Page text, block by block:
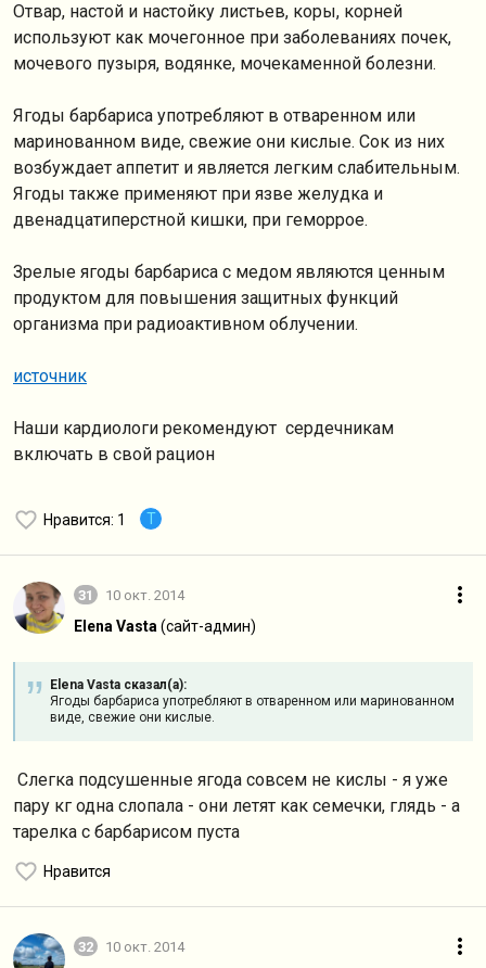
Отвар, настой и настойку листьев, коры, корней
используют как мочегонное при заболеваниях почек,
мочевого пузыря, водянке, мочекаменной болезни.
Ягоды барбариса употребляют в отваренном или
маринованном виде, свежие они кислые. Сок из них
возбуждает аппетит и является легким слабительным.
Ягоды также применяют при язве желудка и
двенадцатиперстной кишки, при геморрое.
Зрелые ягоды барбариса с медом являются ценным
продуктом для повышения защитных функций
организма при радиоактивном облучении.
источник
Наши кардиологи рекомендуют сердечникам
включать в свой рацион
Нравится: 1 T
31 10 окт. 2014
Elena Vasta (сайт-админ)
Elena Vasta сказал(а):
Ягоды барбариса употребляют в отваренном или маринованном
виде, свежие они кислые.
Слегка подсушенные ягода совсем не кислы - я уже
пару кг одна слопала - они летят как семечки, глядь - а
тарелка с барбарисом пуста
Нравится
32 10 окт. 2014